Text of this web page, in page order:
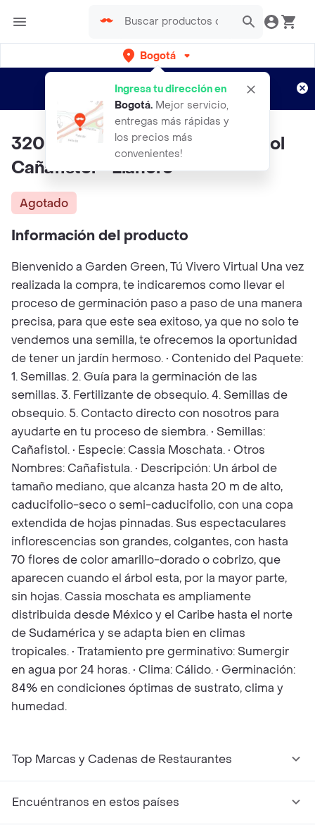
Bogotá
Ingresa tu dirección en
Bogotá. Mejor servicio,
entregas más rápidas y
los precios más
convenientes!
envíos gratis por semanas
Aplican TyC
320 Semillas Orgánicas De Árbol
Cañafistol - Llanero
Agotado
Información del producto
Bienvenido a Garden Green, Tú Vivero Virtual Una vez
realizada la compra, te indicaremos como llevar el
proceso de germinación paso a paso de una manera
precisa, para que este sea exitoso, ya que no solo te
vendemos una semilla, te ofrecemos la oportunidad
de tener un jardín hermoso. • Contenido del Paquete:
1. Semillas. 2. Guía para la germinación de las
semillas. 3. Fertilizante de obsequio. 4. Semillas de
obsequio. 5. Contacto directo con nosotros para
ayudarte en tu proceso de siembra. • Semillas:
Cañafistol. • Especie: Cassia Moschata. • Otros
Nombres: Cañafistula. • Descripción: Un árbol de
tamaño mediano, que alcanza hasta 20 m de alto,
caducifolio-seco o semi-caducifolio, con una copa
extendida de hojas pinnadas. Sus espectaculares
inflorescencias son grandes, colgantes, con hasta
70 flores de color amarillo-dorado o cobrizo, que
aparecen cuando el árbol esta, por la mayor parte,
sin hojas. Cassia moschata es ampliamente
distribuida desde México y el Caribe hasta el norte
de Sudamérica y se adapta bien en climas
tropicales. • Tratamiento pre germinativo: Sumergir
en agua por 24 horas. • Clima: Cálido. • Germinación:
84% en condiciones óptimas de sustrato, clima y
humedad.
Top Marcas y Cadenas de Restaurantes
Encuéntranos en estos países